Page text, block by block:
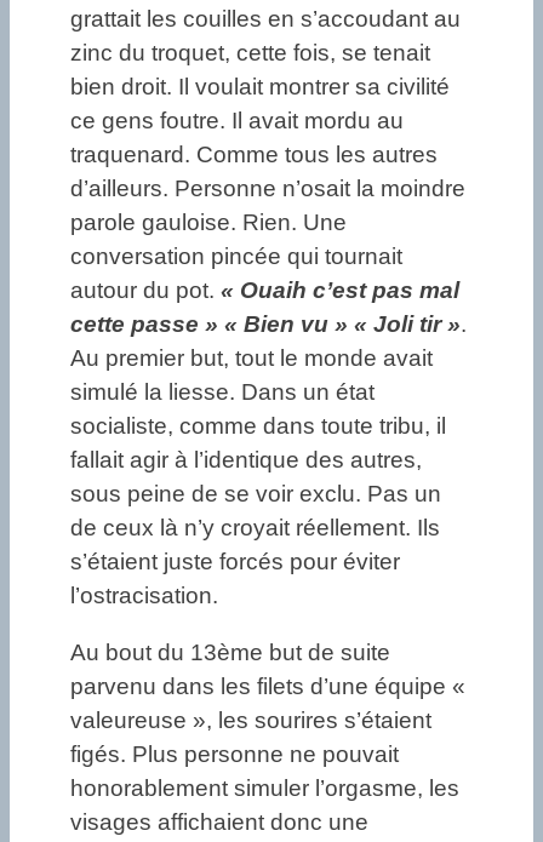
grattait les couilles en s’accoudant au
zinc du troquet, cette fois, se tenait
bien droit. Il voulait montrer sa civilité
ce gens foutre. Il avait mordu au
traquenard. Comme tous les autres
d’ailleurs. Personne n’osait la moindre
parole gauloise. Rien. Une
conversation pincée qui tournait
autour du pot. « Ouaih c’est pas mal
cette passe » « Bien vu » « Joli tir ».
Au premier but, tout le monde avait
simulé la liesse. Dans un état
socialiste, comme dans toute tribu, il
fallait agir à l’identique des autres,
sous peine de se voir exclu. Pas un
de ceux là n’y croyait réellement. Ils
s’étaient juste forcés pour éviter
l’ostracisation.
Au bout du 13ème but de suite
parvenu dans les filets d’une équipe «
valeureuse », les sourires s’étaient
figés. Plus personne ne pouvait
honorablement simuler l’orgasme, les
visages affichaient donc une